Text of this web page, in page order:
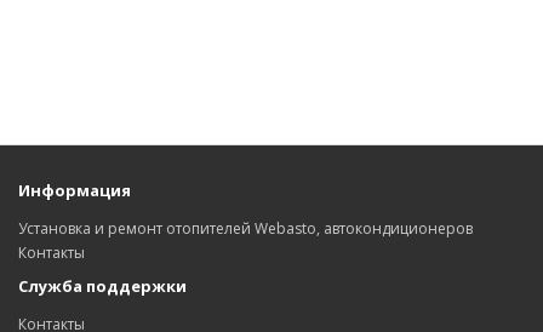
Информация
Установка и ремонт отопителей Webasto, автокондиционеров
Контакты
Служба поддержки
Контакты